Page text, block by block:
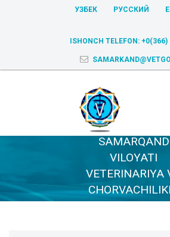
УЗБЕК РУССКИЙ
ISHONCH TELEFON: +0(366)
SAMARQAND
VILOYATI
VETERINARIYA